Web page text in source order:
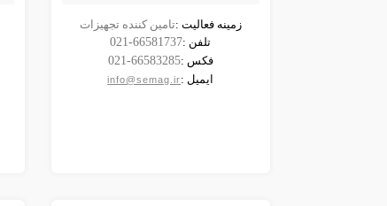
مشاهده
شرکت
زمینه فعالیت :تامین کننده تجهیزات
تلفن :021-66581737
فکس :021-66583285
ایمیل :info@semag.ir